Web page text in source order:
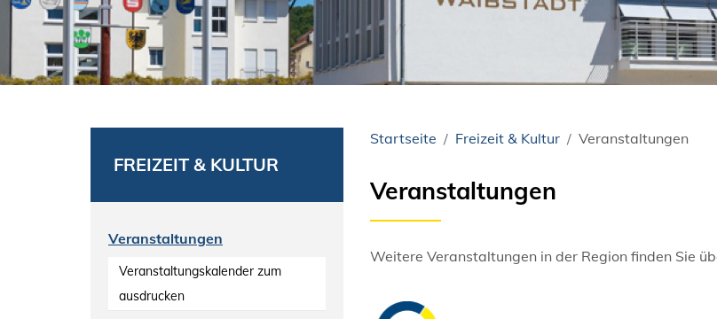
FREIZEIT & KULTUR
Veranstaltungen
Veranstaltungskalender zum
ausdrucken
Startseite Freizeit & Kultur Veranstaltungen
Veranstaltungen
Weitere Veranstaltungen in der Region finden Sie